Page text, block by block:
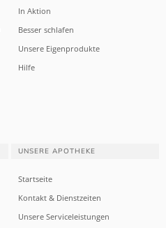
In Aktion
Besser schlafen
Unsere Eigenprodukte
Hilfe
UNSERE APOTHEKE
Startseite
Kontakt & Dienstzeiten
Unsere Serviceleistungen